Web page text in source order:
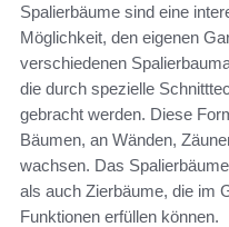
Spalierbäume sind eine
Möglichkeit, den eigenen
verschiedenen
die durch spezielle
gebracht werden. Diese
Bäumen, an Wänden,
wachsen. Das
als auch Zierbäume, die im
Funktionen erfüllen können.